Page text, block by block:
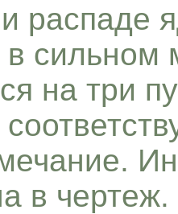
в сильном
на три
в чертеж.